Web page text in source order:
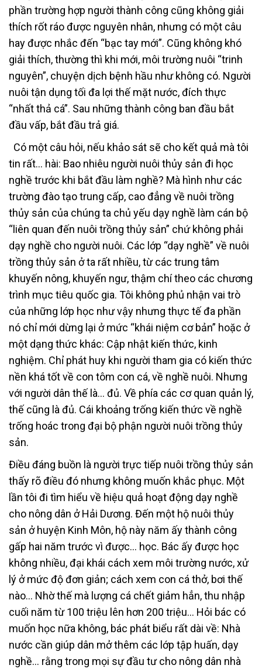
phần trường hợp người thành công cũng không giải
thích rốt ráo được nguyên nhân, nhưng có một câu
hay được nhắc đến “bạc tay mới”. Cũng không khó
giải thích, thường thì khi mới, môi trường nuôi “trinh
nguyên”, chuyện dịch bệnh hầu như không có. Người
nuôi tận dụng tối đa lợi thế mặt nước, đích thực
“nhất thả cá”. Sau những thành công ban đầu bắt
đầu vấp, bắt đầu trả giá.
Có một câu hỏi, nếu khảo sát sẽ cho kết quả mà tôi
tin rất… hài: Bao nhiêu người nuôi thủy sản đi học
nghề trước khi bắt đầu làm nghề? Mà hình như các
trường đào tạo trung cấp, cao đẳng về nuôi trồng
thủy sản của chúng ta chủ yếu dạy nghề làm cán bộ
“liên quan đến nuôi trồng thủy sản” chứ không phải
dạy nghề cho người nuôi. Các lớp “dạy nghề” về nuôi
trồng thủy sản ở ta rất nhiều, từ các trung tâm
khuyến nông, khuyến ngư, thậm chí theo các chương
trình mục tiêu quốc gia. Tôi không phủ nhận vai trò
của những lớp học như vậy nhưng thực tế đa phần
nó chỉ mới dừng lại ở mức “khái niệm cơ bản” hoặc ở
một dạng thức khác: Cập nhật kiến thức, kinh
nghiệm. Chỉ phát huy khi người tham gia có kiến thức
nền khá tốt về con tôm con cá, về nghề nuôi. Nhưng
với người dân thế là… đủ. Về phía các cơ quan quản lý,
thế cũng là đủ. Cái khoảng trống kiến thức về nghề
trống hoác trong đại bộ phận người nuôi trồng thủy
sản.
Điều đáng buồn là người trực tiếp nuôi trồng thủy sản
thấy rõ điều đó nhưng không muốn khắc phục. Một
lần tôi đi tìm hiểu về hiệu quả hoạt động dạy nghề
cho nông dân ở Hải Dương. Đến một hộ nuôi thủy
sản ở huyện Kinh Môn, hộ này năm ấy thành công
gấp hai năm trước vì được… học. Bác ấy được học
không nhiều, đại khái cách xem môi trường nước, xử
lý ở mức độ đơn giản; cách xem con cá thở, bơi thế
nào… Nhờ thế mà lượng cá chết giảm hẳn, thu nhập
cuối năm từ 100 triệu lên hơn 200 triệu… Hỏi bác có
muốn học nữa không, bác phát biểu rất dài về: Nhà
nước cần giúp dân mở thêm các lớp tập huấn, dạy
nghề… rằng trong mọi sự đầu tư cho nông dân nhà